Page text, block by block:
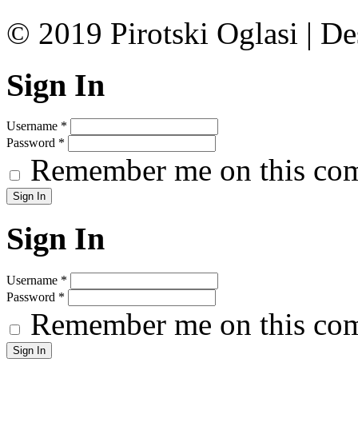
© 2019 Pirotski Oglasi |
Sign In
Username *
Password *
Remember me on this
Sign In
Username *
Password *
Remember me on this